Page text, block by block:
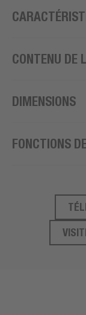
CONTENU DE
DIMENSIONS
FONCTIONS
SUPPORT